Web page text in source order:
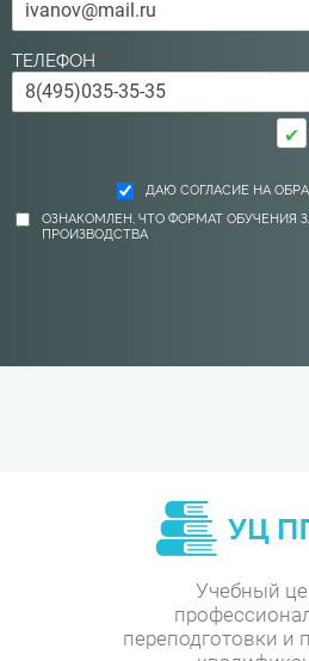
ТЕЛЕФОН *
✔
ДАЮ СОГЛАСИЕ НА
ОЗНАКОМЛЕН, ЧТО ФОРМАТ ОБУЧЕНИЯ
ПРОИЗВОДСТВА
Учебный
переподготовки и